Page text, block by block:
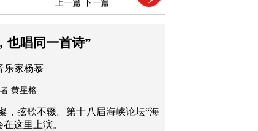
上一篇 下一篇
也唱同一首诗”
家杨慕
黄星榕
，弦歌不辍。第十八届海峡论坛“海
这里上演。